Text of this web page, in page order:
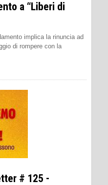
a “Liberi di
implica la rinuncia ad
di rompere con la
# 125 -